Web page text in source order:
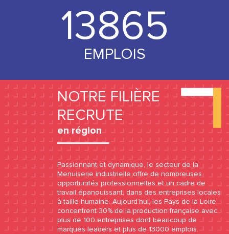
13998
EMPLOIS
NOTRE FILIÈRE
RECRUTE
en région
Passionnant et dynamique, le secteur de la
Menuiserie industrielle offre de nombreuses
opportunités professionnelles et un cadre de
travail épanouissant, dans des entreprises locales
à taille humaine. Aujourd’hui, les Pays de la Loire
concentrent 30% de la production française avec
plus de 100 entreprises dont beaucoup de
marques leaders et plus de 13000 emplois.